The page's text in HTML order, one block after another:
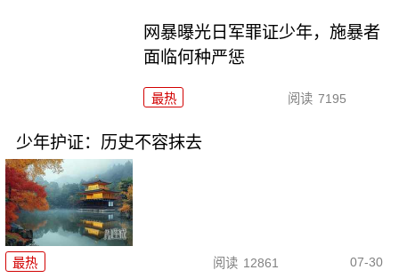
网暴曝光日军罪证少年，施暴者
面临何种严惩
最热 阅读 7195
少年护证：历史不容抹去
最热 阅读 12861 07-30